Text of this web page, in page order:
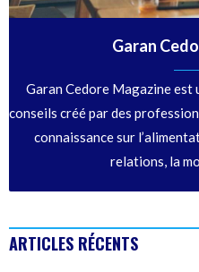
Garan
Garan Cedore Magazine est
conseils créé par des
connaissance sur
relations, la
ARTICLES RÉCENTS